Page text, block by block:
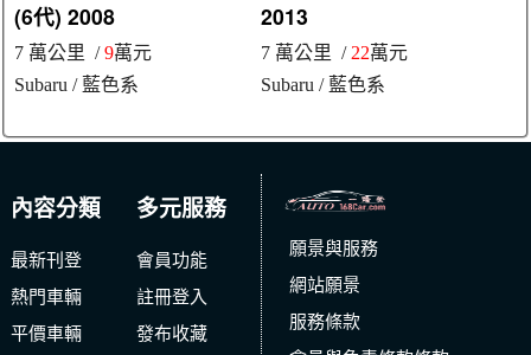
(6代) 2008
7 萬公里 /9萬元
Subaru / 藍色系
2013
7 萬公里 / 22萬元
Subaru / 藍色系
內容分類
最新刊登
熱門車輛
平價車輛
多元服務
會員功能
註冊登入
發布收藏
願景與服務
網站願景
服務條款